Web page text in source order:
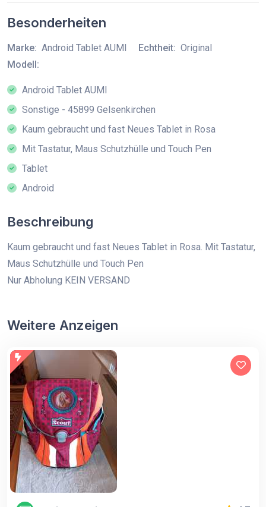
Besonderheiten
Marke: Android Tablet AUMI Echtheit: Original
Modell:
Android Tablet AUMI
Sonstige - 45899 Gelsenkirchen
Kaum gebraucht und fast Neues Tablet in Rosa
Mit Tastatur, Maus Schutzhülle und Touch Pen
Tablet
Android
Beschreibung
Kaum gebraucht und fast Neues Tablet in Rosa. Mit Tastatur,
Maus Schutzhülle und Touch Pen
Nur Abholung KEIN VERSAND
Weitere Anzeigen